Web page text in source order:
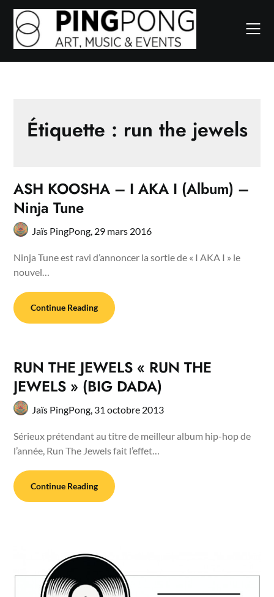
Skip
content
Étiquette : run the jewels
ASH KOOSHA – I AKA I (Album) –
Ninja Tune
Jaïs PingPong, 29 mars 2016
Ninja Tune est ravi d’annoncer la sortie de « I AKA I » le
nouvel…
Continue Reading
RUN THE JEWELS « RUN THE
JEWELS » (BIG DADA)
Jaïs PingPong, 31 octobre 2013
Sérieux prétendant au titre de meilleur album hip-hop de
l’année, Run The Jewels fait l’effet…
Continue Reading